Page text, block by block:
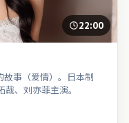
22:00
故事（爱情）。日本制
、刘亦菲主演。